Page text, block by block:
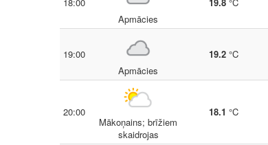
Apmācies
19:00
Apmācies
19.2°C
20:00
Mākoņains; brīžiem
skaidrojas
18.1 °C